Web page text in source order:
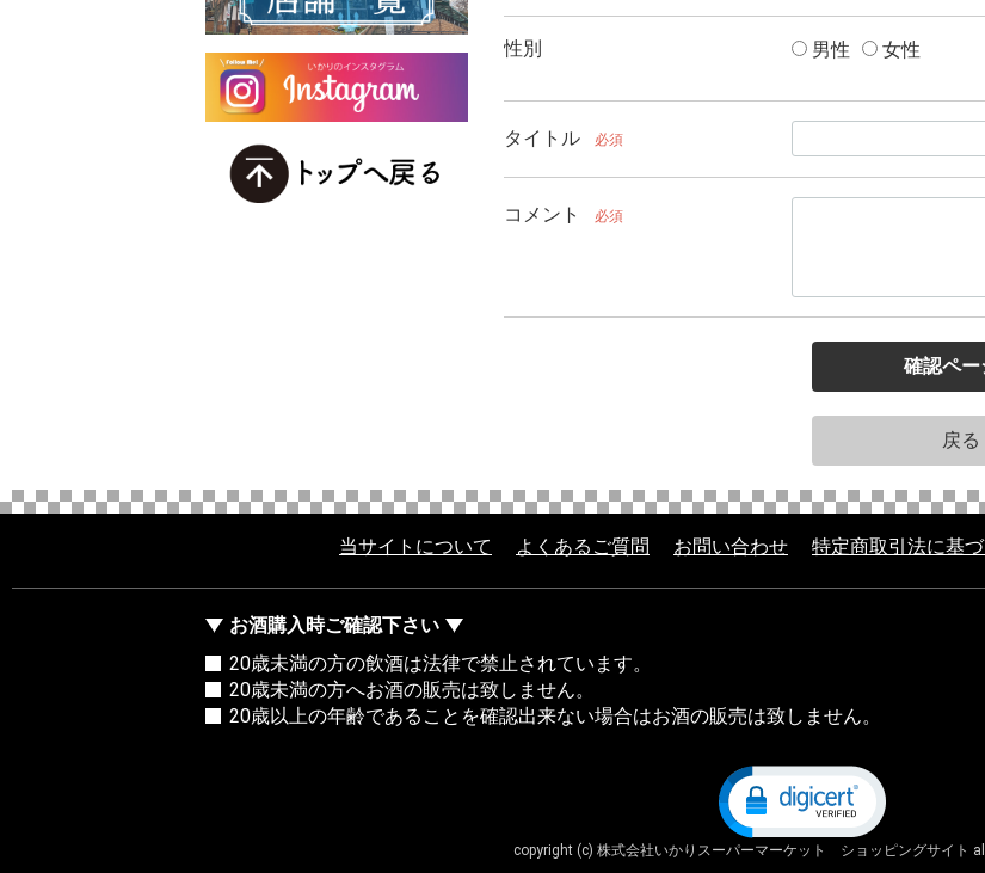
性別 男性 女性
タイトル 必須
コメント 必須
確認ペー
戻る
当サイトについて よくあるご質問 お問い合わせ 特定商取引法に基
お酒購入時ご確認下さい
20歳未満の方の飲酒は法律で禁止されています。
20歳未満の方へお酒の販売は致しません。
20歳以上の年齢であることを確認出来ない場合はお酒の販売は致しません。
copyright (c) 株式会社いかりスーパーマーケット ショッピングサイト